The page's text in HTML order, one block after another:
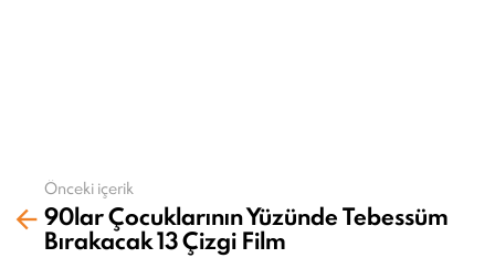
Daha
fazla
Önceki içerik
90lar Çocuklarının Yüzünde Tebessüm
Bırakacak 13 Çizgi Film